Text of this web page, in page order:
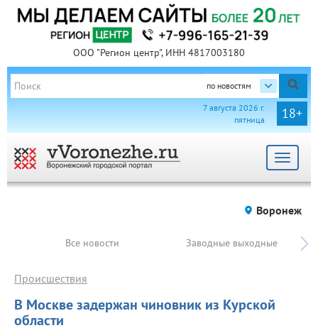
ООО "Регион центр", ИНН 4817003180
по новостям
18+
7 августа 2026 г.
пятница
Toggle
Воронеж
Все новости Заводные выходные
В Москве задержан чиновник из Курской
области
Происшествия